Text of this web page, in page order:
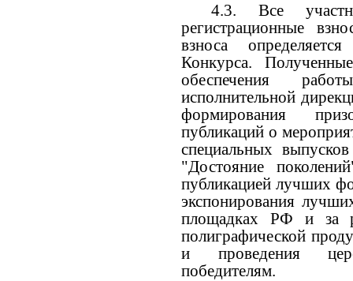
4.3. Все
регистрационные
взноса
Конкурса.
обеспечения
исполнительной
формирования
публикаций о
специальных
"Достояние
публикацией лучших
экспонирования
площадках РФ и за
полиграфической
и проведения
победителям.